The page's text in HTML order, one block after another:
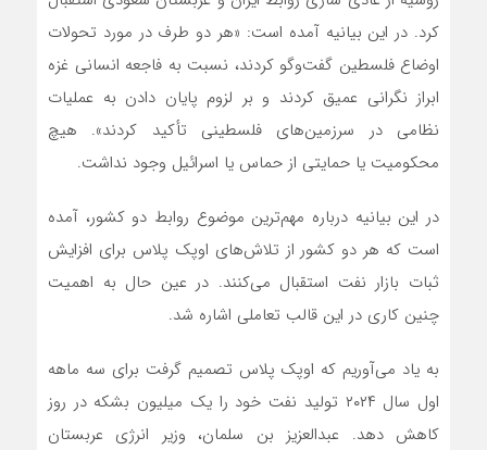
کرد. در این بیانیه آمده است: «هر دو طرف در مورد تحولات
اوضاع فلسطین گفت‌وگو کردند، نسبت به فاجعه انسانی غزه
ابراز نگرانی عمیق کردند و بر لزوم پایان دادن به عملیات
نظامی در سرزمین‌های فلسطینی تأکید کردند». هیچ
محکومیت یا حمایتی از حماس یا اسرائیل وجود نداشت.
در این بیانیه درباره مهم‌ترین موضوع روابط دو کشور، آمده
است که هر دو کشور از تلاش‌های اوپک پلاس برای افزایش
ثبات بازار نفت استقبال می‌کنند. در عین حال به اهمیت
چنین کاری در این قالب تعاملی اشاره شد.
به یاد می‌آوریم که اوپک پلاس تصمیم گرفت برای سه ماهه
اول سال ۲۰۲۴ تولید نفت خود را یک میلیون بشکه در روز
کاهش دهد. عبدالعزیز بن سلمان، وزیر انرژی عربستان